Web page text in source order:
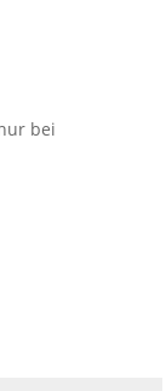
bei